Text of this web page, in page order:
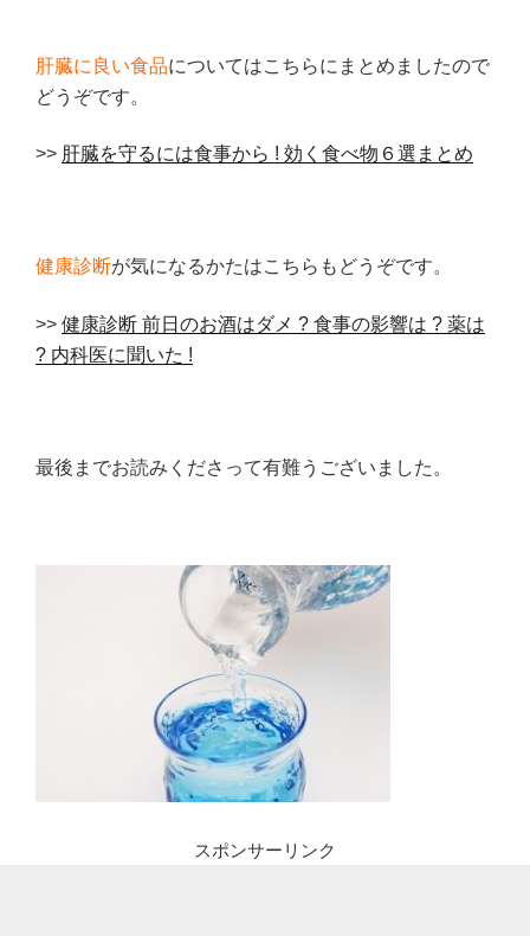
肝臓に良い食品についてはこちらにまとめましたので
どうぞです。
>> 肝臓を守るには食事から ! 効く食べ物６選まとめ
健康診断が気になるかたはこちらもどうぞです。
>> 健康診断 前日のお酒はダメ ? 食事の影響は ? 薬は
? 内科医に聞いた !
最後までお読みくださって有難うございました。
スポンサーリンク